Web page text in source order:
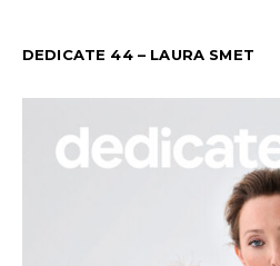
DEDICATE 44 – LAURA SMET